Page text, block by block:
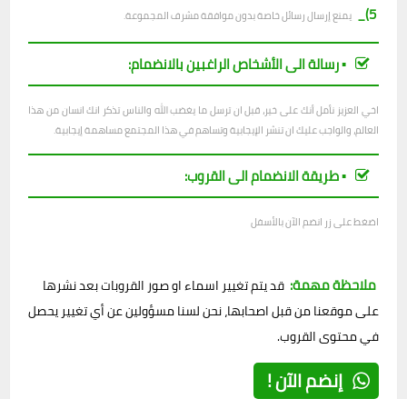
5)_ يمنع إرسال رسائل خاصة بدون موافقة مشرف المجموعة.
▪︎ رسالة الى الأشخاص الراغبين بالانضمام:
اخي العزيز نأمل أنك على خير، قبل ان ترسل ما يغضب الله والناس تذكر انك انسان من هذا
العالم، والواجب عليك ان تنشر الإيجابية وتساهم في هذا المجتمع مساهمة إيجابية.
▪︎ طريقة الانضمام الى القروب:
اضغط على زر انضم الآن بالأسفل
ملاحظة مهمة: قد يتم تغيير اسماء او صور القروبات بعد نشرها
على موقعنا من قبل اصحابها، نحن لسنا مسؤولين عن أي تغيير يحصل
في محتوى القروب.
إنضم الآن !